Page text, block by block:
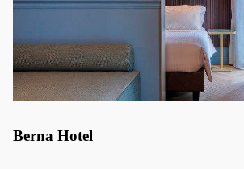
Berna Hotel